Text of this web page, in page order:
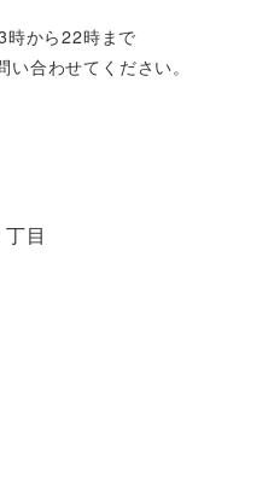
時から22時まで
合わせてください。
目